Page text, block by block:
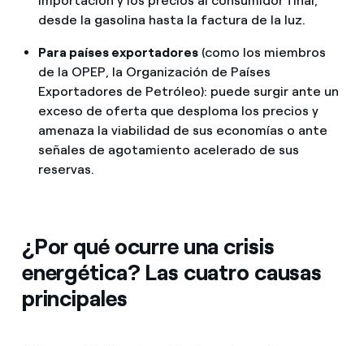
desde la gasolina hasta la factura de la luz.
Para países exportadores(como los miembros
de la OPEP, la Organización de Países
Exportadores de Petróleo): puede surgir ante un
exceso de oferta que desploma los precios y
amenaza la viabilidad de sus economías o ante
señales de agotamiento acelerado de sus
reservas.
¿Por qué ocurre una crisis
energética? Las cuatro causas
principales